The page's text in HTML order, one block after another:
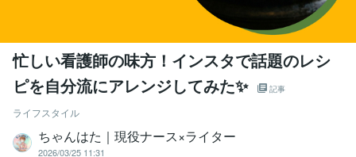
忙しい看護師の味方！インスタで話題のレシ
ピを自分流にアレンジしてみた✨
記事
ライフスタイル
ちゃんはた｜現役ナース×ライター
2026/03/25 11:31